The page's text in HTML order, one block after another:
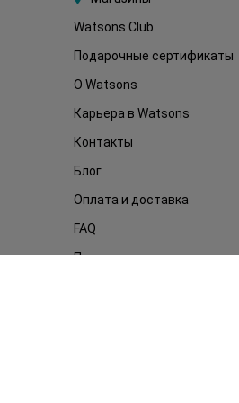
Watsons Club
Подарочные сертификаты
О Watsons
Карьера в Watsons
Контакты
Блог
Оплата и доставка
FAQ
Политика